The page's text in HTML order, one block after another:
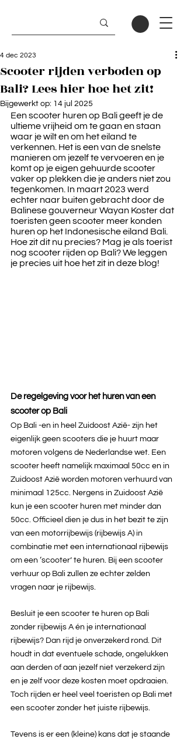
Scooter rijden verboden op
Bali? Lees hier hoe het zit!
4 dec 2023
Bijgewerkt op: 14 jul 2025
Een scooter huren op Bali geeft je de
ultieme vrijheid om te gaan en staan
waar je wilt en om het eiland te
verkennen. Het is een van de snelste
manieren om jezelf te vervoeren en je
komt op je eigen gehuurde scooter
vaker op plekken die je anders niet zou
tegenkomen. In maart 2023 werd
echter naar buiten gebracht door de
Balinese gouverneur Wayan Koster dat
toeristen geen scooter meer konden
huren op het Indonesische eiland Bali.
Hoe zit dit nu precies? Mag je als toerist
nog scooter rijden op Bali? We leggen
je precies uit hoe het zit in deze blog!
De regelgeving voor het huren van een
scooter op Bali
Op Bali -en in heel Zuidoost Azië- zijn het
eigenlijk geen scooters die je huurt maar
motoren volgens de Nederlandse wet. Een
scooter heeft namelijk maximaal 50cc en in
Zuidoost Azië worden motoren verhuurd van
minimaal 125cc. Nergens in Zuidoost Azië
kun je een scooter huren met minder dan
50cc. Officieel dien je dus in het bezit te zijn
van een motorrijbewijs (rijbewijs A) in
combinatie met een internationaal rijbewijs
om een ‘scooter’ te huren. Bij een scooter
verhuur op Bali zullen ze echter zelden
vragen naar je rijbewijs.
Besluit je een scooter te huren op Bali
zonder rijbewijs A én je internationaal
rijbewijs? Dan rijd je onverzekerd rond. Dit
houdt in dat eventuele schade, ongelukken
aan derden of aan jezelf niet verzekerd zijn
en je zelf voor deze kosten moet opdraaien.
Toch rijden er heel veel toeristen op Bali met
een scooter zonder het juiste rijbewijs.
Tevens is er een (kleine) kans dat je staande